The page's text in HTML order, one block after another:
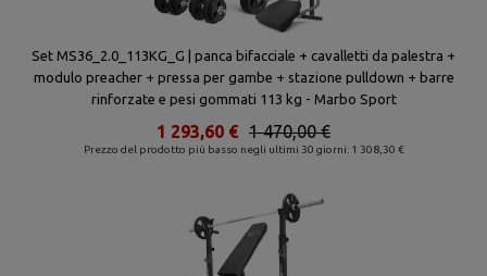
Set MS36_2.0_113KG_G | panca bifacciale + cavalletti da palestra +
modulo preacher + pressa per gambe + stazione pulldown + barre
rinforzate e pesi gommati 113 kg - Marbo Sport
Prezzo del prodotto più basso negli ultimi 30 giorni: 1 308,30 €
1 470,00 €
1 293,60 €